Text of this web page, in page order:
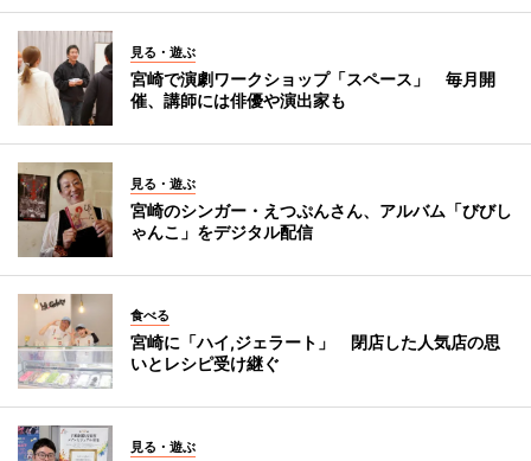
見る・遊ぶ
宮崎で演劇ワークショップ「スペース」 毎月開
催、講師には俳優や演出家も
見る・遊ぶ
宮崎のシンガー・えつぷんさん、アルバム「びびし
ゃんこ」をデジタル配信
食べる
宮崎に「ハイ,ジェラート」 閉店した人気店の思
いとレシピ受け継ぐ
見る・遊ぶ